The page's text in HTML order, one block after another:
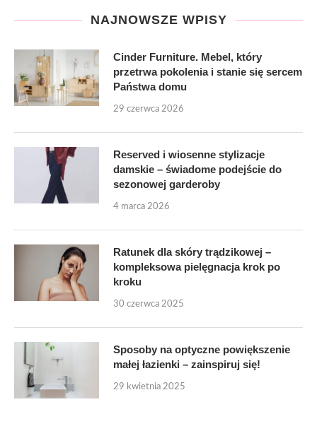
NAJNOWSZE WPISY
Cinder Furniture. Mebel, który
przetrwa pokolenia i stanie się sercem
Państwa domu
29 czerwca 2026
Reserved i wiosenne stylizacje
damskie – świadome podejście do
sezonowej garderoby
4 marca 2026
Ratunek dla skóry trądzikowej –
kompleksowa pielęgnacja krok po
kroku
30 czerwca 2025
Sposoby na optyczne powiększenie
małej łazienki – zainspiruj się!
29 kwietnia 2025